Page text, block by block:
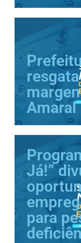
Amaral
Já!”
para